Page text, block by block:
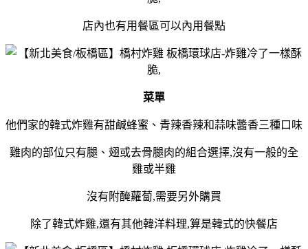
店內也有用餐區可以內用餐點
菜單
他們家的韓式炸雞有甜鹹蜂蜜、青辣香辣和蒜味醬香三種口味
雞肉的部位只有腿、翅或去骨腿肉的組合選擇,沒有一般的全
雞或半雞
沒有附醃蘿蔔,需要另外購買
除了韓式炸雞,還有其他韓洋料理,算是韓式的快餐店